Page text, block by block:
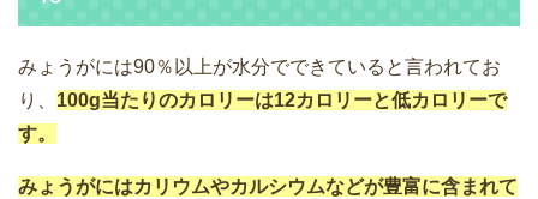
みょうがには90％以上が水分でできていると言われてお
り、 100g当たりのカロリーは12カロリーと低カロリーで
す。
みょうがにはカリウムやカルシウムなどが豊富に含まれて